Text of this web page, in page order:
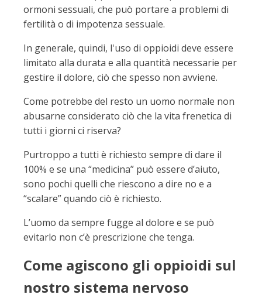
ormoni sessuali, che può portare a problemi di
fertilità o di impotenza sessuale.
In generale, quindi, l'uso di oppioidi deve essere
limitato alla durata e alla quantità necessarie per
gestire il dolore, ciò che spesso non avviene.
Come potrebbe del resto un uomo normale non
abusarne considerato ciò che la vita frenetica di
tutti i giorni ci riserva?
Purtroppo a tutti è richiesto sempre di dare il
100% e se una “medicina” può essere d’aiuto,
sono pochi quelli che riescono a dire no e a
“scalare” quando ciò è richiesto.
L’uomo da sempre fugge al dolore e se può
evitarlo non c’è prescrizione che tenga.
Come agiscono gli oppioidi sul
nostro sistema nervoso